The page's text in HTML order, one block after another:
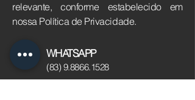
relevante, conforme estabelecido em
nossa Política de Privacidade.
WHATSAPP
(83) 9.8866.1528